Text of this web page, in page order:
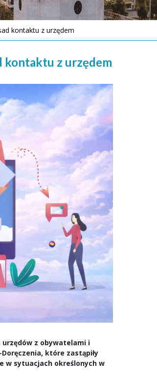
kontaktu z urzędem
kontaktu z urzędem
z obywatelami i
które zastąpiły
w sytuacjach określonych w